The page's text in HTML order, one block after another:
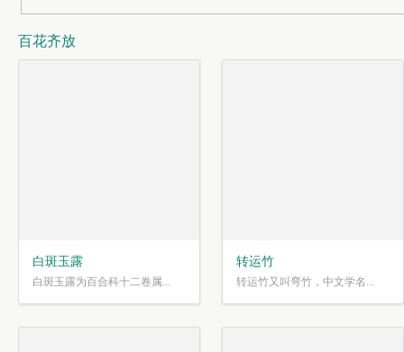
百花齐放
白斑玉露
白斑玉露为百合科十二卷属...
转运竹
转运竹又叫弯竹，中文学名...